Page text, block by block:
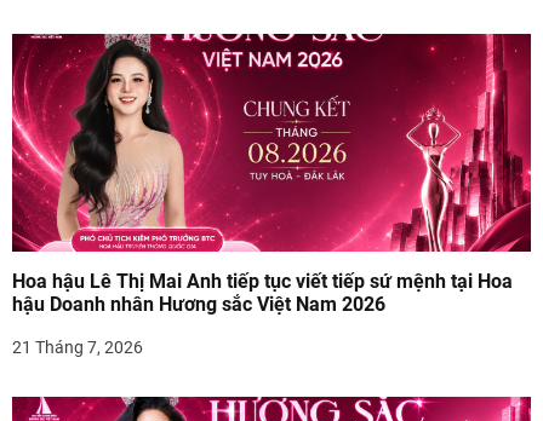
t
Hoa hậu Lê Thị Mai Anh tiếp tục viết tiếp sứ mệnh tại Hoa
hậu Doanh nhân Hương sắc Việt Nam 2026
21 Tháng 7, 2026